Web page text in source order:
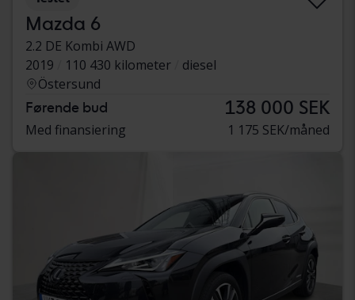
Mazda 6
2.2 DE Kombi AWD
2019
110 430 kilometer
diesel
Östersund
Førende bud 138 000 SEK
Med finansiering 1 175 SEK/måned